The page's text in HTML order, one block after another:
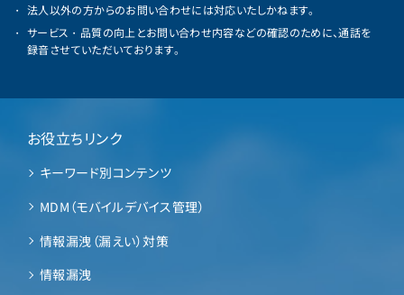
法人以外の方からのお問い合わせには対応いたしかねます。
サービス・品質の向上とお問い合わせ内容などの確認のために、通話を
録音させていただいております。
お役立ちリンク
キーワード別コンテンツ
MDM（モバイルデバイス管理）
情報漏洩（漏えい）対策
情報漏洩